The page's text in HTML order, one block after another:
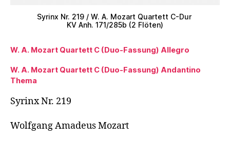
Syrinx Nr. 219 / W. A. Mozart Quartett C-Dur
KV Anh. 171/285b (2 Flöten)
W. A. Mozart Quartett C (Duo-Fassung) Allegro
W. A. Mozart Quartett C (Duo-Fassung) Andantino
Thema
Syrinx Nr. 219
Wolfgang Amadeus Mozart